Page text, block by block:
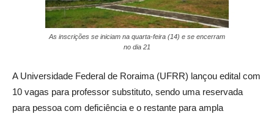
As inscrições se iniciam na quarta-feira (14) e se encerram
no dia 21
A Universidade Federal de Roraima (UFRR) lançou edital com
10 vagas para professor substituto, sendo uma reservada
para pessoa com deficiência e o restante para ampla